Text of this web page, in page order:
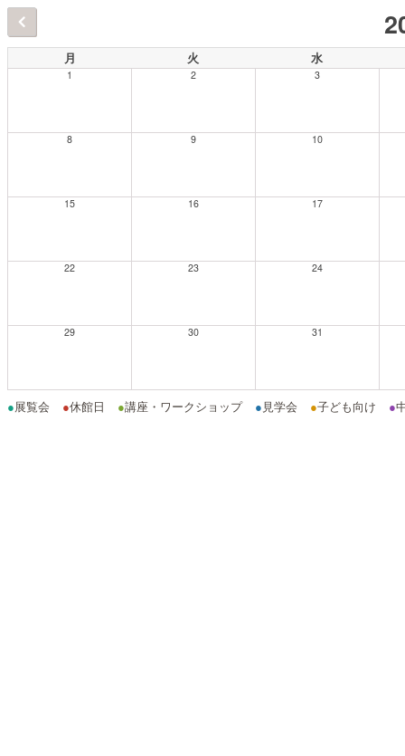
月 火 水
1 2 3
8 9 10
15 16 17
22 23 24
29 30 31
●展覧会 ●休館日 ●講座・ワークショップ ● 見学会 ●子ども向け ●